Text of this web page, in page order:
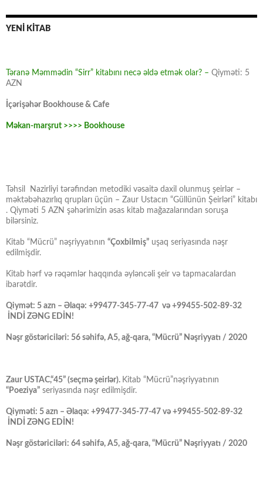
YENİ KİTAB
Təranə Məmmədin “Sirr” kitabını necə əldə etmək olar? – Qiyməti: 5
AZN
İçərişəhər Bookhouse & Cafe
Məkan-marşrut >>>> Bookhouse
Təhsil Nazirliyi tərəfindən metodiki vəsaitə daxil olunmuş şeirlər –
məktəbəhazırlıq qrupları üçün – Zaur Ustacın “Güllünün Şeirləri” kitabı
. Qiyməti 5 AZN şəhərimizin əsas kitab mağazalarından soruşa
bilərsiniz.
Kitab “Mücrü” nəşriyyatının “Çoxbilmiş” uşaq seriyasında nəşr
edilmişdir.
Kitab hərf və rəqəmlər haqqında əyləncəli şeir və tapmacalardan
ibarətdir.
Qiymət: 5 azn – Əlaqə: +99477-345-77-47 və +99455-502-89-32
İNDİ ZƏNG EDİN!
Nəşr göstəriciləri: 56 səhifə, A5, ağ-qara, “Mücrü” Nəşriyyatı / 2020
Zaur USTAC,“45” (seçmə şeirlər). Kitab “Mücrü”nəşriyyatının
“Poeziya” seriyasında nəşr edilmişdir.
Qiyməti: 5 azn – Əlaqə: +99477-345-77-47 və +99455-502-89-32
İNDİ ZƏNG EDİN!
Nəşr göstəriciləri: 64 səhifə, A5, ağ-qara, “Mücrü” Nəşriyyatı / 2020